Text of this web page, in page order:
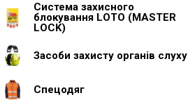
Система захисного
блокування LOTO (MASTER
LOCK)
Засоби захисту органів слуху
Спецодяг